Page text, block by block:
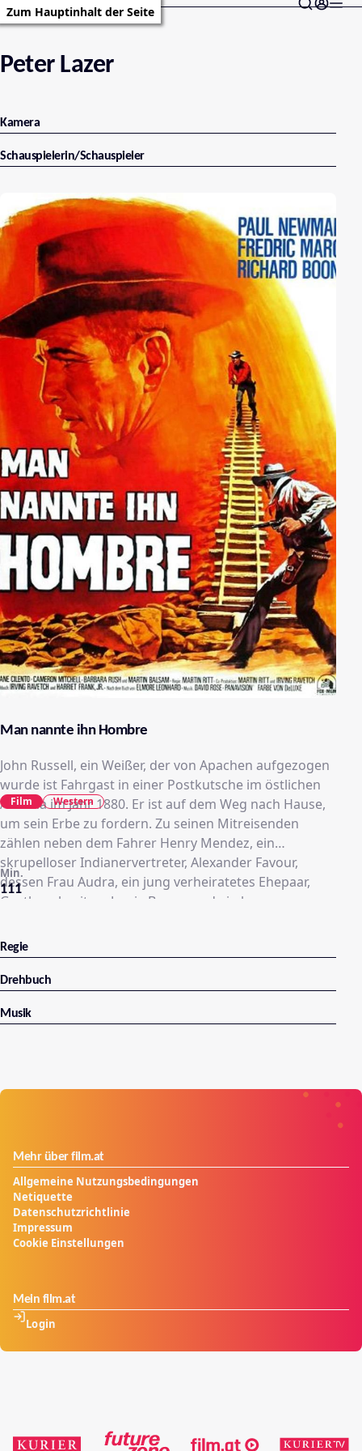
Zum Hauptinhalt der Seite
Peter Lazer
Kamera
Schauspielerin/Schauspieler
Man nannte ihn Hombre
John Russell, ein Weißer, der von Apachen aufgezogen
wurde ist Fahrgast in einer Postkutsche im östlichen
Arizona im Jahr 1880. Er ist auf dem Weg nach Hause,
um sein Erbe zu fordern. Zu seinen Mitreisenden
zählen neben dem Fahrer Henry Mendez, ein
skrupelloser Indianervertreter, Alexander Favour,
dessen Frau Audra, ein jung verheiratetes Ehepaar,
Gasthausbesitzer Jessie Brown und ein kurz
unter dem Namen "Hombre" bekannt ist, schlägt vier
bewaffnete Banditen in die Flucht, die Favour 12000
Dollar rauben wollen, die dieser bei seiner Arbeit für
gerettet. Dann führt "Hombre" die Fahrgäste zu einem
111
Min.
Film Western
Regie
Drehbuch
Musik
Mehr über film.at
Allgemeine Nutzungsbedingungen
Netiquette
Datenschutzrichtlinie
Impressum
Cookie Einstellungen
Mein film.at
Login